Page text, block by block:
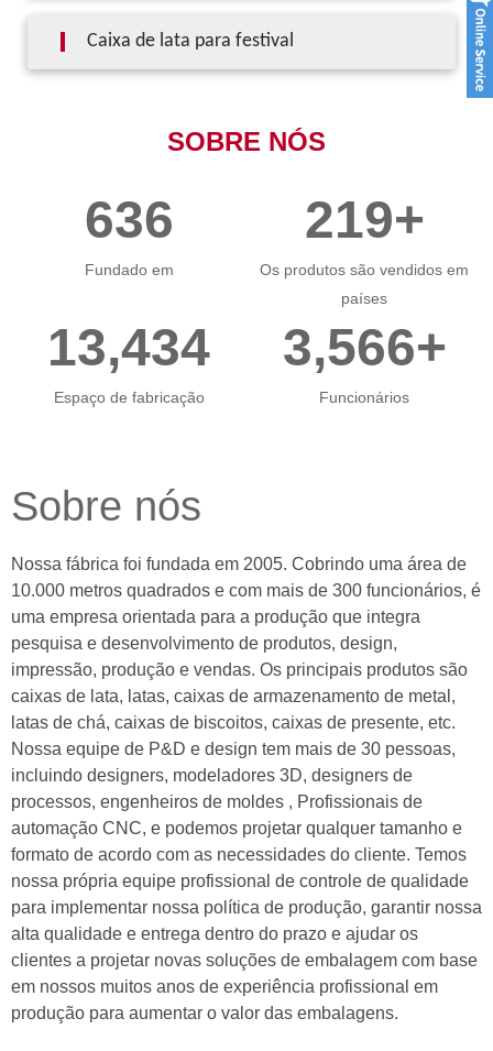
Caixa de lata para festival
SOBRE NÓS
918
Fundado em
255+
Os produtos são vendidos em
países
19,378
Espaço de fabricação
5,144+
Funcionários
Sobre nós
Nossa fábrica foi fundada em 2005. Cobrindo uma área de
10.000 metros quadrados e com mais de 300 funcionários, é
uma empresa orientada para a produção que integra
pesquisa e desenvolvimento de produtos, design,
impressão, produção e vendas. Os principais produtos são
caixas de lata, latas, caixas de armazenamento de metal,
latas de chá, caixas de biscoitos, caixas de presente, etc.
Nossa equipe de P&D e design tem mais de 30 pessoas,
incluindo designers, modeladores 3D, designers de
processos, engenheiros de moldes , Profissionais de
automação CNC, e podemos projetar qualquer tamanho e
formato de acordo com as necessidades do cliente. Temos
nossa própria equipe profissional de controle de qualidade
para implementar nossa política de produção, garantir nossa
alta qualidade e entrega dentro do prazo e ajudar os
clientes a projetar novas soluções de embalagem com base
em nossos muitos anos de experiência profissional em
produção para aumentar o valor das embalagens.